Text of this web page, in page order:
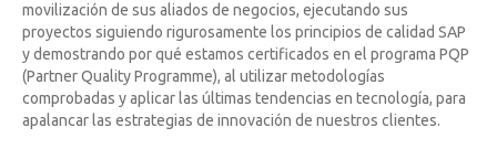
movilización de sus aliados de negocios, ejecutando sus
proyectos siguiendo rigurosamente los principios de calidad SAP
y demostrando por qué estamos certificados en el programa PQP
(Partner Quality Programme), al utilizar metodologías
comprobadas y aplicar las últimas tendencias en tecnología, para
apalancar las estrategias de innovación de nuestros clientes.